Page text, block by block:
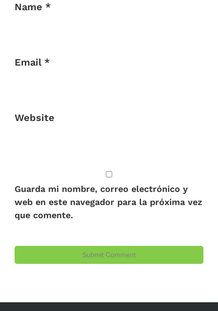
Name *
Email *
Website
Guarda mi nombre, correo electrónico y
web en este navegador para la próxima vez
que comente.